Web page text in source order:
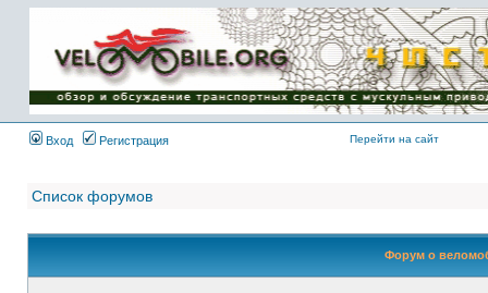
Имя пользователя:
Пароль:
{ LOG_ME_IN_SHORT
}
Вход
Регистрация Перейти на сайт
Список форумов
Форум о